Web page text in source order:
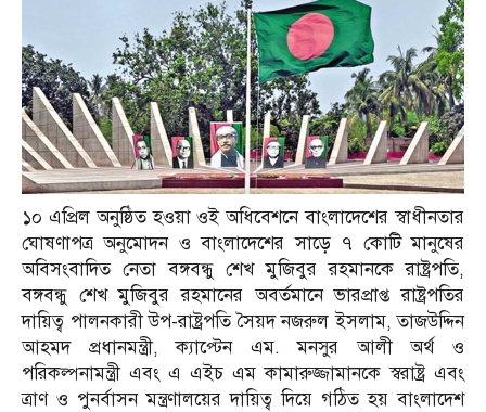
১০ এপ্রিল অনুষ্ঠিত হওয়া ওই অধিবেশনে বাংলাদেশের স্বাধীনতার
ঘোষণাপত্র অনুমোদন ও বাংলাদেশের সাড়ে ৭ কোটি মানুষের
অবিসংবাদিত নেতা বঙ্গবন্ধু শেখ মুজিবুর রহমানকে রাষ্ট্রপতি,
বঙ্গবন্ধু শেখ মুজিবুর রহমানের অবর্তমানে ভারপ্রাপ্ত রাষ্ট্রপতির
দায়িত্ব পালনকারী উপ-রাষ্ট্রপতি সৈয়দ নজরুল ইসলাম, তাজউদ্দিন
আহমদ প্রধানমন্ত্রী, ক্যাপ্টেন এম. মনসুর আলী অর্থ ও
পরিকল্পনামন্ত্রী এবং এ এইচ এম কামারুজ্জামানকে স্বরাষ্ট্র এবং
ত্রাণ ও পুনর্বাসন মন্ত্রণালয়ের দায়িত্ব দিয়ে গঠিত হয় বাংলাদেশ